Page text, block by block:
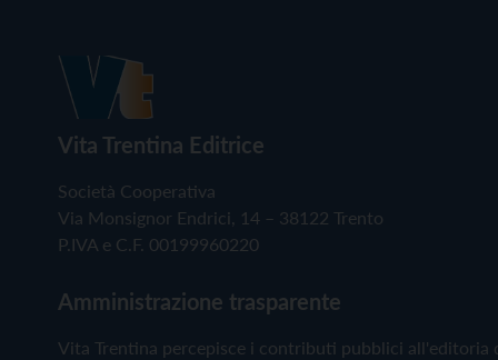
Vita Trentina Editrice
Società Cooperativa
Via Monsignor Endrici, 14 – 38122 Trento
P.IVA e C.F. 00199960220
Amministrazione trasparente
Vita Trentina percepisce i contributi pubblici all'editoria